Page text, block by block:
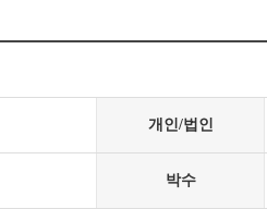
개인/법인
박수